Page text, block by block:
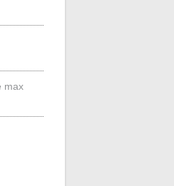
max